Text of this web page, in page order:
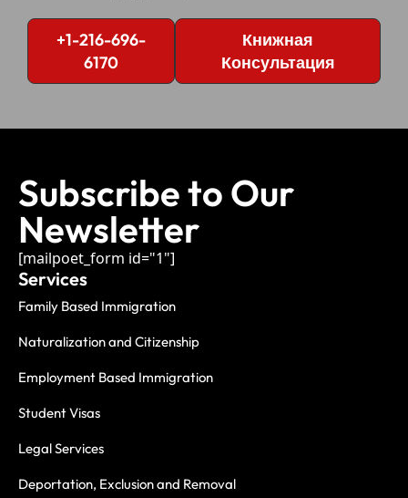
+1-216-696-
6170
Книжная
Консультация
Subscribe to Our
Newsletter
[mailpoet_form id="1"]
Services
Family Based Immigration
Naturalization and Citizenship
Employment Based Immigration
Student Visas
Legal Services
Deportation, Exclusion and Removal